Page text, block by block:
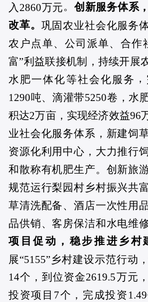
入2860万元。 创新服务体系
改革。 巩固农业社会化服务
农户点单、公司派单、合作
富”利益联接机制，持续开展
水肥一体化等社会化服务 ，
1290吨、滴灌带5250卷，水
积达2万亩，实现经济效益96
业社会化服务体系，新建饲
资源化利用中心，大力推行
和散称有机肥生产。创新旅
规范运行梨园村乡村振兴共
草清洗配备、酒店一次性用
品供销、客房保洁和水电维
项目促动，稳步推进乡村
展“5155”乡村建设示范行动
14个，到位资金2619.5万元
投资项目7个，完成投资1.49